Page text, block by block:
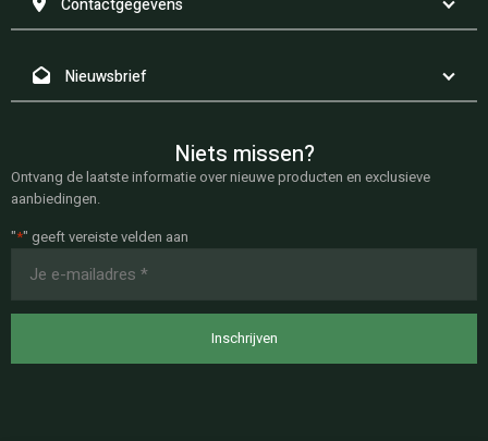
Contactgegevens
Nieuwsbrief
Niets missen?
Ontvang de laatste informatie over nieuwe producten en exclusieve
aanbiedingen.
"*" geeft vereiste velden aan
mailadres
*